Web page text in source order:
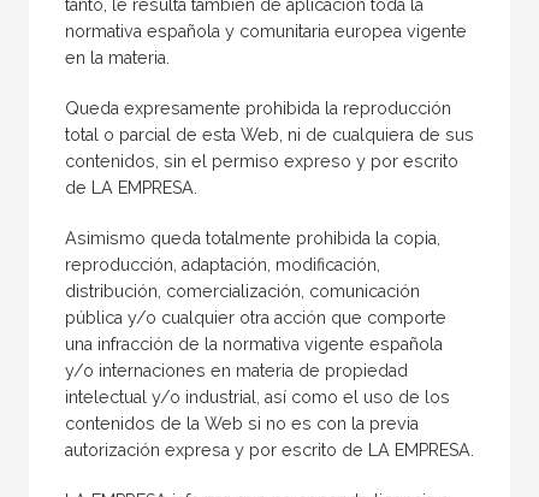
tanto, le resulta también de aplicación toda la
normativa española y comunitaria europea vigente
en la materia.
Queda expresamente prohibida la reproducción
total o parcial de esta Web, ni de cualquiera de sus
contenidos, sin el permiso expreso y por escrito
de LA EMPRESA.
Asimismo queda totalmente prohibida la copia,
reproducción, adaptación, modificación,
distribución, comercialización, comunicación
pública y/o cualquier otra acción que comporte
una infracción de la normativa vigente española
y/o internaciones en materia de propiedad
intelectual y/o industrial, así como el uso de los
contenidos de la Web si no es con la previa
autorización expresa y por escrito de LA EMPRESA.